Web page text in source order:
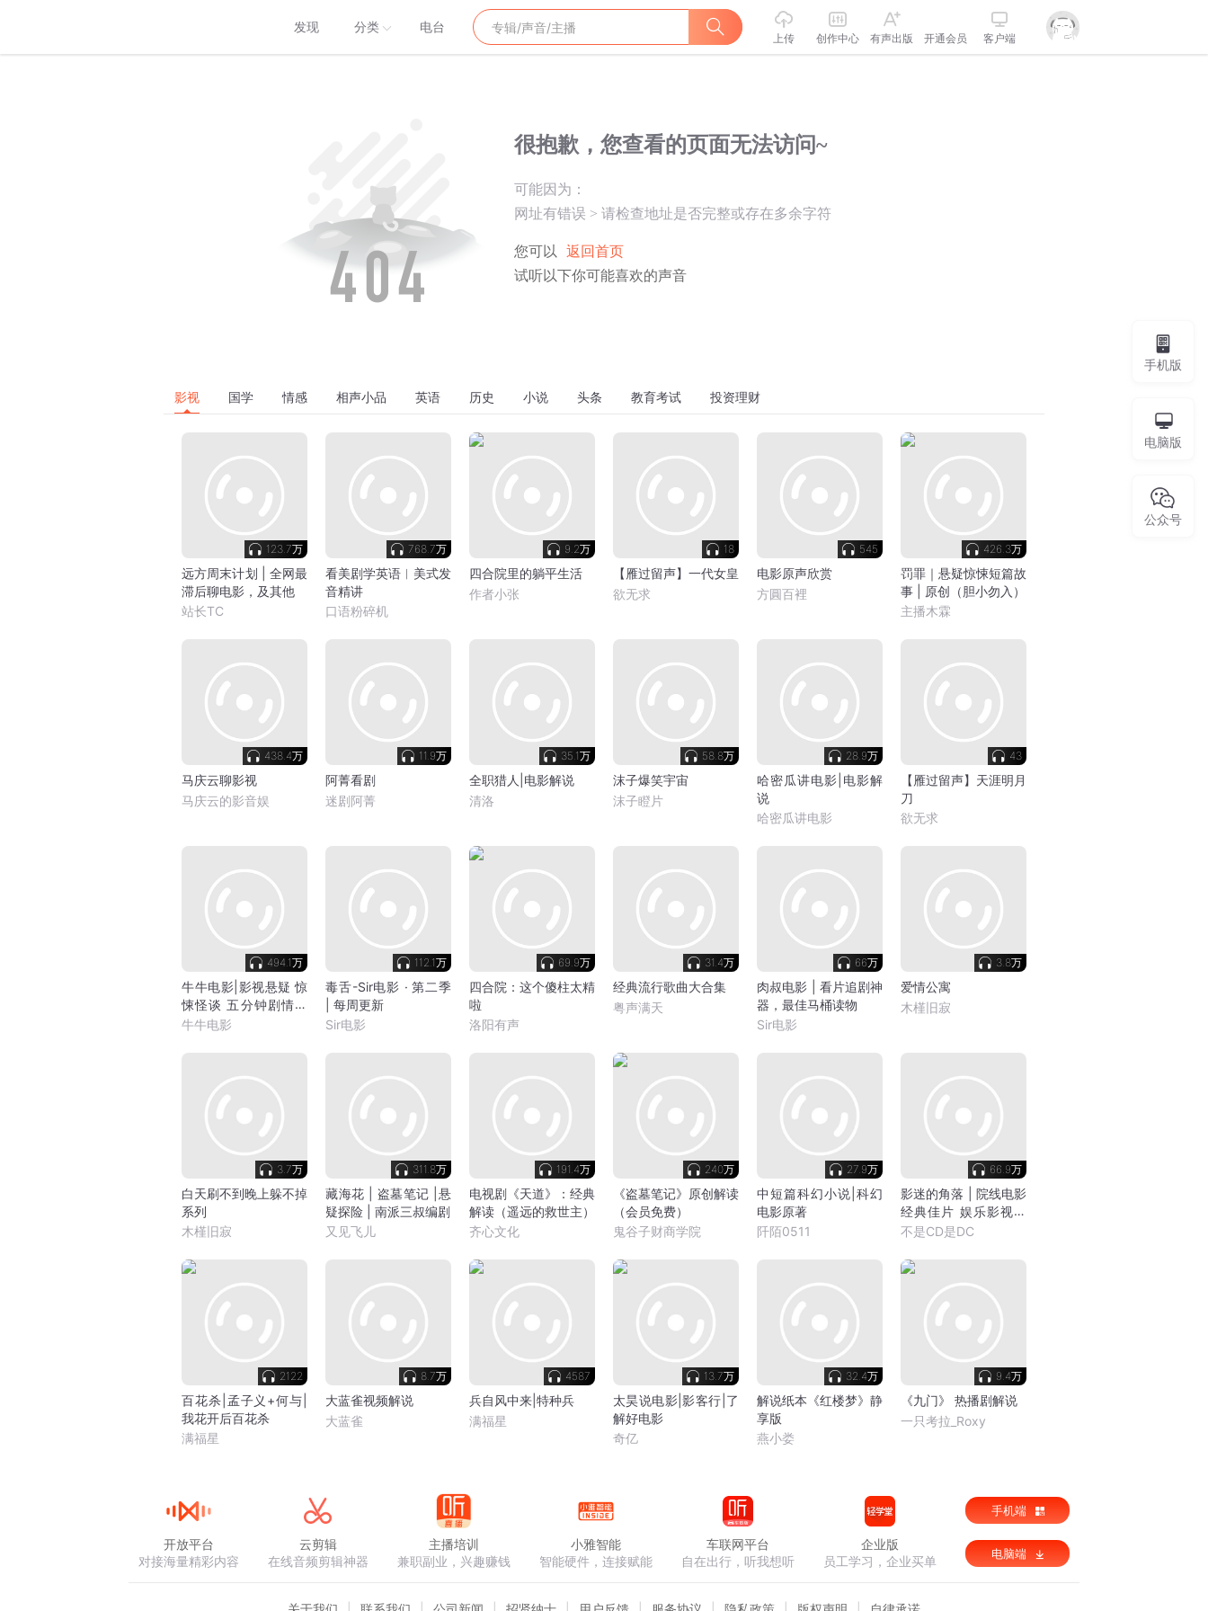
发现 分类 电台
上传 创作中心 有声出版 开通会员 客户端
很抱歉，您查看的页面无法访问~
可能因为：
网址有错误 > 请检查地址是否完整或存在多余字符
您可以
返回首页
试听以下你可能喜欢的声音
影视 国学 情感 相声小品 英语 历史 小说 头条 教育考试 投资理财
123.7万
远方周末计划 | 全网最
滞后聊电影，及其他
站长TC
768.7万
看美剧学英语︳美式发
音精讲
口语粉碎机
9.2万
四合院里的躺平生活
作者小张
18
【雁过留声】一代女皇
欲无求
545
电影原声欣赏
方圓百裡
426.3万
罚罪｜悬疑惊悚短篇故
事 | 原创（胆小勿入）
主播木霖
438.4万
马庆云聊影视
马庆云的影音娱
11.9万
阿菁看剧
迷剧阿菁
35.1万
全职猎人|电影解说
清洛
58.8万
沫子爆笑宇宙
沫子瞪片
28.9万
哈密瓜讲电影|电影解
说
哈密瓜讲电影
43
【雁过留声】天涯明月
刀
欲无求
494.1万
牛牛电影|影视悬疑 惊
悚怪谈 五分钟剧情解
说
牛牛电影
112.1万
毒舌-Sir电影 · 第二季
| 每周更新
Sir电影
69.9万
四合院：这个傻柱太精
啦
洛阳有声
31.4万
经典流行歌曲大合集
粤声满天
66万
肉叔电影 | 看片追剧神
器，最佳马桶读物
Sir电影
3.8万
爱情公寓
木槿旧寂
3.7万
白天刷不到晚上躲不掉
系列
木槿旧寂
311.8万
藏海花 | 盗墓笔记 |悬
疑探险 | 南派三叔编剧
又见飞儿
191.4万
电视剧《天道》：经典
解读（遥远的救世主）
齐心文化
240万
《盗墓笔记》原创解读
（会员免费）
鬼谷子财商学院
27.9万
中短篇科幻小说|科幻
电影原著
阡陌0511
66.9万
影迷的角落 | 院线电影
经典佳片 娱乐影视类
播客
不是CD是DC
2122
百花杀|孟子义+何与|
我花开后百花杀
满福星
8.7万
大蓝雀视频解说
大蓝雀
4587
兵自风中来|特种兵
满福星
13.7万
太昊说电影|影客行|了
解好电影
奇亿
32.4万
解说纸本《红楼梦》静
享版
燕小娄
9.4万
《九门》 热播剧解说
一只考拉_Roxy
手机版
电脑版
公众号
开放平台
对接海量精彩内容
云剪辑
在线音频剪辑神器
主播培训
兼职副业，兴趣赚钱
小雅智能
智能硬件，连接赋能
车联网平台
自在出行，听我想听
企业版
员工学习，企业买单
手机端
电脑端